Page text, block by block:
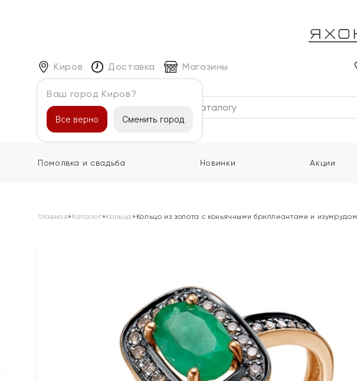
Киров
Ваш город Киров?
Все верно Сменить город
Доставка Магазины
Каталог
Помолвка и свадьба Новинки Акции
Главная» Каталог»Кольца » Кольцо из золота с коньячными бриллиантами и изумрудом